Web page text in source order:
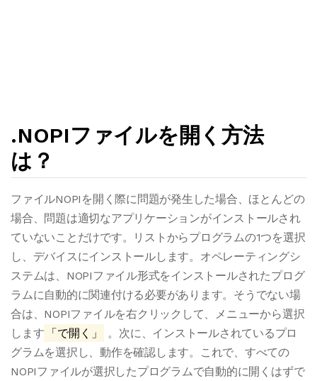
.NOPIファイルを開く方法
は？
ファイルNOPIを開く際に問題が発生した場合、ほとんどの
場合、問題は適切なアプリケーションがインストールされ
ていないことだけです。リストからプログラムの1つを選択
し、デバイスにインストールします。オペレーティングシ
ステムは、NOPIファイル形式をインストールされたプログ
ラムに自動的に関連付ける必要があります。そうでない場
合は、NOPIファイルを右クリックして、メニューから選択
します
「で開く」
。次に、インストールされているプロ
グラムを選択し、動作を確認します。これで、すべての
NOPIファイルが選択したプログラムで自動的に開くはずで